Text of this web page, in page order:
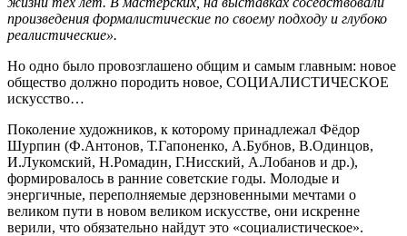
произведения формалистические по своему подходу и глубоко
реалистические».
Но одно было провозглашено общим и самым главным: новое
общество должно породить новое, СОЦИАЛИСТИЧЕСКОЕ
искусство…
Поколение художников, к которому принадлежал Фёдор
Шурпин (Ф.Антонов, Т.Гапоненко, А.Бубнов, В.Одинцов,
И.Лукомский, Н.Ромадин, Г.Нисский, А.Лобанов и др.),
формировалось в ранние советские годы. Молодые и
энергичные, переполняемые дерзновенными мечтами о
великом пути в новом великом искусстве, они искренне
верили, что обязательно найдут это «социалистическое».